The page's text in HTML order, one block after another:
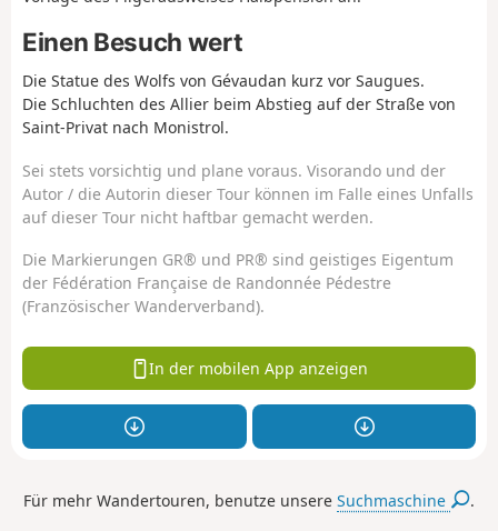
Einen Besuch wert
Die Statue des Wolfs von Gévaudan kurz vor Saugues.
Die Schluchten des Allier beim Abstieg auf der Straße von
Saint-Privat nach Monistrol.
Sei stets vorsichtig und plane voraus. Visorando und der
Autor / die Autorin dieser Tour können im Falle eines Unfalls
auf dieser Tour nicht haftbar gemacht werden.
Die Markierungen GR® und PR® sind geistiges Eigentum
der Fédération Française de Randonnée Pédestre
(Französischer Wanderverband).
In der mobilen App anzeigen
Für mehr Wandertouren, benutze unsereSuchmaschine .